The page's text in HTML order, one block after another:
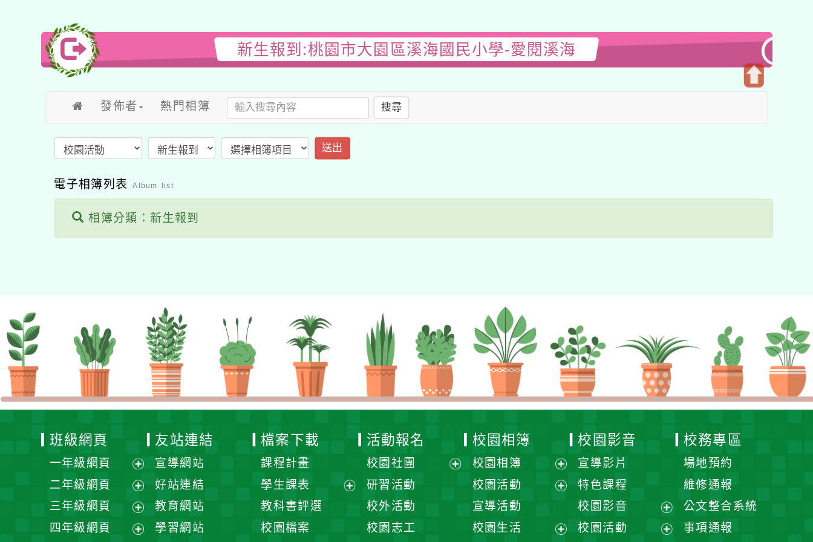
新生報到:桃園市大園區溪海國民小學-愛閱溪海
發佈者 熱門相簿 搜尋
送出
電子相簿列表 Album list
相簿分類：新生報到
班級網頁
一年級網頁
展
開
選
單
二年級網頁
展
選
三年級網頁
展
四年級網頁
友站連結
宣導網站
好站連結
教育網站
學習網站
檔案下載
課程計畫
學生課表
教科書評選
校園檔案
活動報名
校園社團
研習活動
校外活動
校園志工
校園相簿
校園相簿
展
開
單
校園活動
選
宣導活動
校園生活
校園影音
宣導影片
特色課程
校園影音
展
校園活動
校務專區
場地預約
維修通報
公文整合系統
事項通報